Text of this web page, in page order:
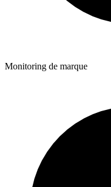
Monitoring de marque